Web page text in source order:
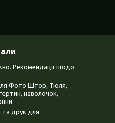
Рекомендації щодо
Фото Штор, Тюля,
наволочок,
та друк для